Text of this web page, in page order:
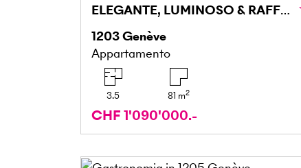
ELEGANTE, LUMINOSO & RAFFINATO
1203Genève
Appartamento
3.5 81 m2
CHF 1'090'000.-